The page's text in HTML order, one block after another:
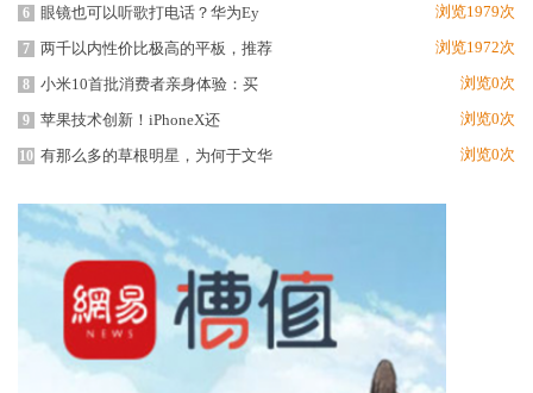
6 眼镜也可以听歌打电话？华为Ey 浏览1979次
7 两千以内性价比极高的平板，推荐 浏览1972次
8 小米10首批消费者亲身体验：买 浏览0次
9 苹果技术创新！iPhoneX还 浏览0次
10 有那么多的草根明星，为何于文华 浏览0次